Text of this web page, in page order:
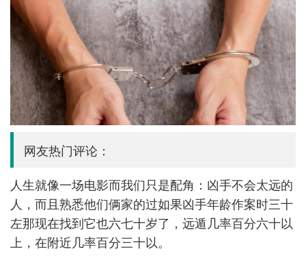
网友热门评论：
人生就像一场电影而我们只是配角：凶手不会太远的
人，而且熟悉他们俩家的过如果凶手年龄作案时三十
左那现在找到它也六七十岁了，远遁几率百分六十以
上，在附近几率百分三十以。